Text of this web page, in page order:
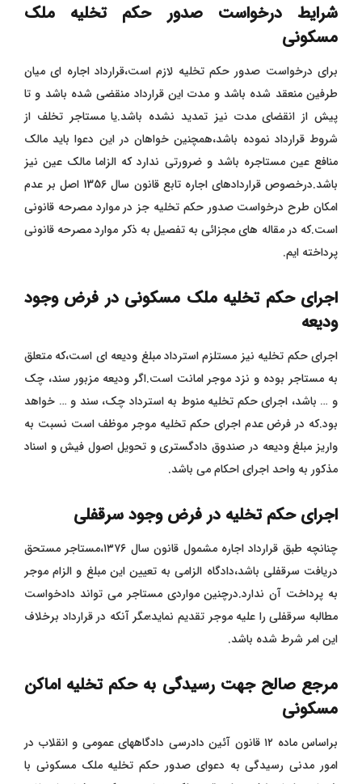
شرایط درخواست صدور حکم تخلیه ملک
مسکونی
برای درخواست صدور حکم تخلیه لازم است،قرارداد اجاره ای میان
طرفین منعقد شده باشد و مدت این قرارداد منقضی شده باشد و تا
پیش از انقضای مدت نیز تمدید نشده باشد.یا مستاجر تخلف از
شروط قرارداد نموده باشد،همچنین خواهان در این دعوا باید مالک
منافع عین مستاجره باشد و ضرورتی ندارد که الزاما مالک عین نیز
باشد.درخصوص قراردادهای اجاره تابع قانون سال 1356 اصل بر عدم
امکان طرح درخواست صدور حکم تخلیه جز در موارد مصرحه قانونی
است.که در مقاله های مجزائی به تفصیل به ذکر موارد مصرحه قانونی
پرداخته ایم.
اجرای حکمتخلیه ملک مسکونیدر فرض وجود
ودیعه
اجرای حکم تخلیه نیز مستلزم استرداد مبلغ ودیعه ای است،که متعلق
به مستاجر بوده و نزد موجر امانت است.اگر ودیعه مزبور سند، چک
و … باشد، اجرای حکم تخلیه منوط به استرداد چک، سند و … خواهد
بود.که در فرض عدم اجرای حکم تخلیه موجر موظف است نسبت به
واریز مبلغ ودیعه در صندوق دادگستری و تحویل اصول فیش و اسناد
مذکور به واحد اجرای احکام می باشد.
اجرای حکم تخلیه در فرض وجود سرقفلی
چنانچه طبق قرارداد اجاره مشمول قانون سال ۱۳۷۶،مستاجر مستحق
دریافت سرقفلی باشد،دادگاه الزامی به تعیین این مبلغ و الزام موجر
به پرداخت آن ندارد.درچنین مواردی مستاجر می تواند دادخواست
مطالبه سرقفلی را علیه موجر تقدیم نماید؛مگر آنکه در قرارداد برخلاف
این امر شرط شده باشد.
مرجع صالح جهت رسیدگی به حکم تخلیه اماکن
مسکونی
براساس ماده ۱۲ قانون آئین دادرسی دادگاههای عمومی و انقلاب در
امور مدنی رسیدگی به دعوای صدور حکم تخلیه ملک مسکونی با